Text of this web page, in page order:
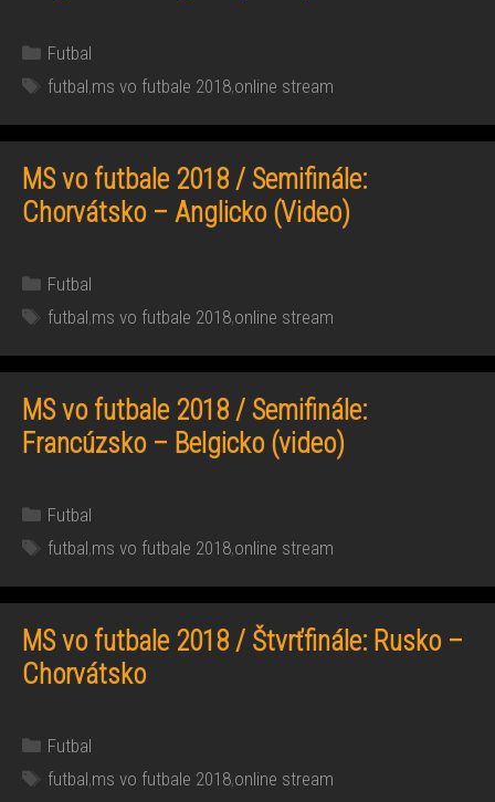
Kategórie
Futbal
Značky
futbal,ms vo futbale 2018,online stream
MS vo futbale 2018 / Semifinále:
Chorvátsko – Anglicko (Video)
Kategórie
Futbal
Značky
futbal,ms vo futbale 2018,online stream
MS vo futbale 2018 / Semifinále:
Francúzsko – Belgicko (video)
Kategórie
Futbal
Značky
futbal,ms vo futbale 2018,online stream
MS vo futbale 2018 / Štvrťfinále: Rusko –
Chorvátsko
Kategórie
Futbal
Značky
futbal,ms vo futbale 2018,online stream